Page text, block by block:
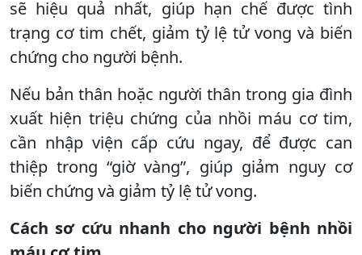
sẽ hiệu quả nhất, giúp hạn chế được tình
trạng cơ tim chết, giảm tỷ lệ tử vong và biến
chứng cho người bệnh.
Nếu bản thân hoặc người thân trong gia đình
xuất hiện triệu chứng của nhồi máu cơ tim,
cần nhập viện cấp cứu ngay, để được can
thiệp trong “giờ vàng”, giúp giảm nguy cơ
biến chứng và giảm tỷ lệ tử vong.
Cách sơ cứu nhanh cho người bệnh nhồi